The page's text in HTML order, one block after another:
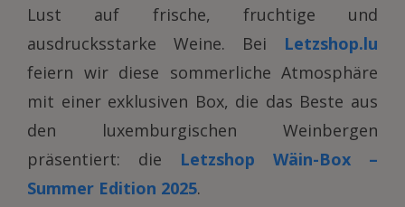
Lust auf frische, fruchtige und
ausdrucksstarke Weine. Bei Letzshop.lu
feiern wir diese sommerliche Atmosphäre
mit einer exklusiven Box, die das Beste aus
den luxemburgischen Weinbergen
präsentiert: die Letzshop
Wäin-Box –
Summer Edition 2025.